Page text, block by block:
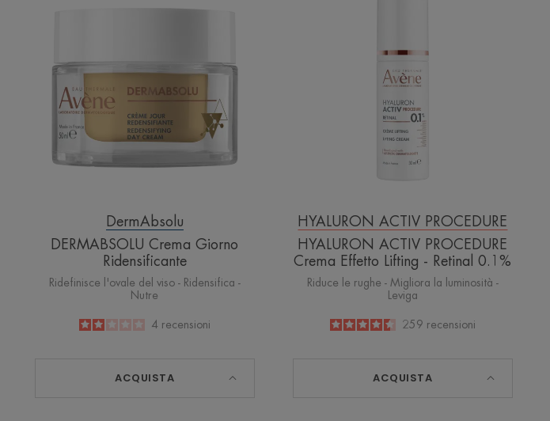
DermAbsolu
DERMABSOLU Crema Giorno
Ridensificante
Ridefinisce l'ovale del viso - Ridensifica -
Nutre
2
/
5
4 recensioni
ACQUISTA
Effetto
Lifting
Retinal
0.1%
HYALURON ACTIV PROCEDURE
HYALURON ACTIV PROCEDURE
Crema Effetto Lifting - Retinal 0.1%
Riduce le rughe - Migliora la luminosità -
Leviga
4.5
/
5
259 recensioni
ACQUISTA